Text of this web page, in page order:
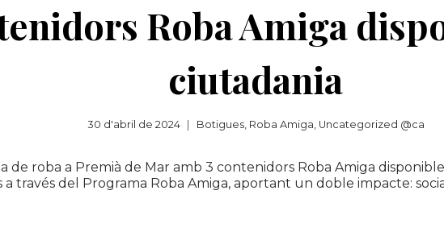
Roba Amiga
ciutadania
30 d'abril de 2024 Botigues, Roba Amiga, Uncategorized @ca
de roba a Premià de Mar amb 3 contenidors Roba Amiga
a través del Programa Roba Amiga, aportant un doble impacte: